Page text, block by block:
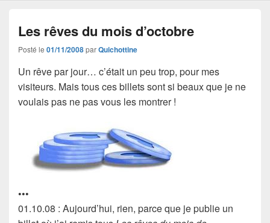
Les rêves du mois d’octobre
Posté le 01/11/2008parQuichottine
Un rêve par jour… c’était un peu trop, pour mes
visiteurs. Mais tous ces billets sont si beaux que je ne
voulais pas ne pas vous les montrer !
•••
01.10.08 : Aujourd’hui, rien, parce que je publie un